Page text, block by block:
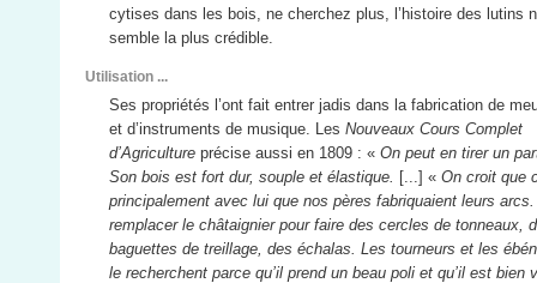
cytises dans les bois, ne cherchez plus, l’histoire des lutins
semble la plus crédible.
Utilisation ...
Ses propriétés l’ont fait entrer jadis dans la fabrication de
et d’instruments de musique. Les Nouveaux Cours Complet
d’Agriculture précise aussi en 1809 : « On peut en tirer un
Son bois est fort dur, souple et élastique. [...] « On croit que
principalement avec lui que nos pères fabriquaient leurs
remplacer le châtaignier pour faire des cercles de tonneaux,
baguettes de treillage, des échalas. Les tourneurs et les
le recherchent parce qu’il prend un beau poli et qu’il est bien